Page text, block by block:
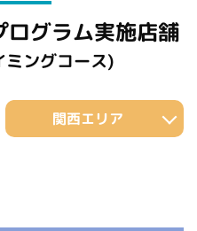
グラム実施店舗
ミングコース)
関西エリア